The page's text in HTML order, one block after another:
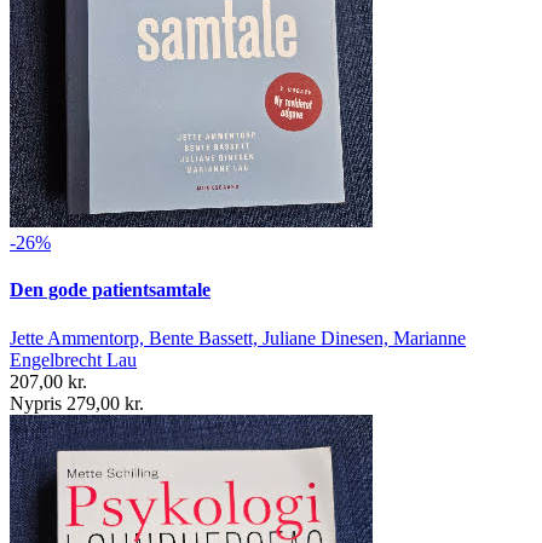
-26%
Den gode patientsamtale
Jette Ammentorp, Bente Bassett, Juliane Dinesen, Marianne
Engelbrecht Lau
207,00 kr.
Nypris 279,00 kr.